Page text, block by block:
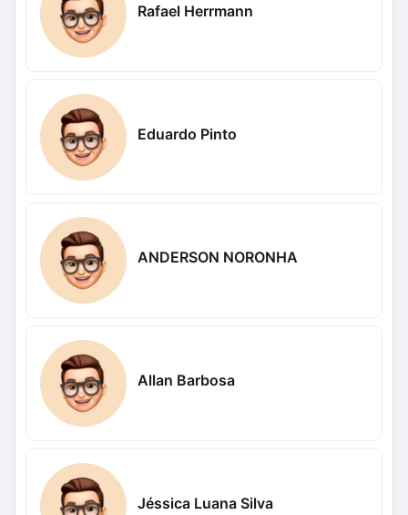
Rafael Herrmann
Eduardo Pinto
ANDERSON NORONHA
Allan Barbosa
Jéssica Luana Silva